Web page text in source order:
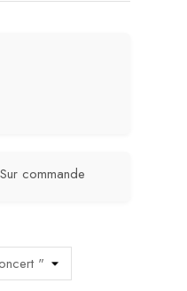
Sur commande